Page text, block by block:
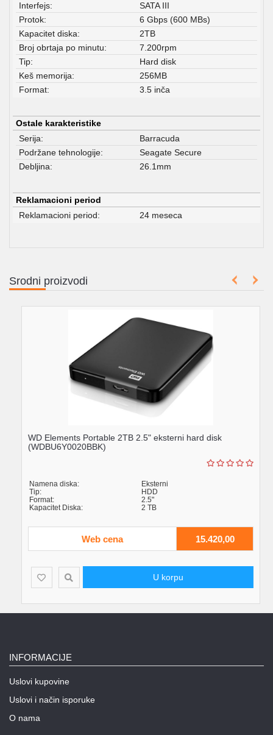
Interfejs:
SATA III
Protok:
6 Gbps (600 MBs)
Kapacitet diska:
2TB
Broj obrtaja po minutu:
7.200rpm
Tip:
Hard disk
Keš memorija:
256MB
Format:
3.5 inča
Ostale karakteristike
Serija:
Barracuda
Podržane tehnologije:
Seagate Secure
Debljina:
26.1mm
Reklamacioni period
Reklamacioni period:
24 meseca
Srodni proizvodi
WD Elements Portable 2TB 2.5" eksterni hard disk
(WDBU6Y0020BBK)
Namena diska:
Eksterni
Tip:
HDD
Format:
2.5"
Kapacitet Diska:
2 TB
Web cena 15.420,00
U korpu
INFORMACIJE
Uslovi kupovine
Uslovi i način isporuke
O nama